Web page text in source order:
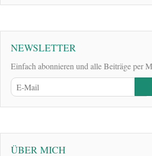
NEWSLETTER
Einfach abonnieren und alle Beiträge per
ÜBER MICH